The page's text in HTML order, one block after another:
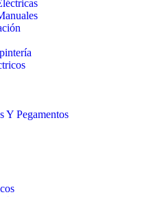
Y Pegamentos